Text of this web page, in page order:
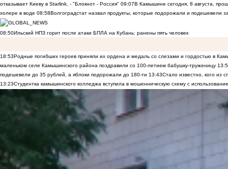
отказывает Киеву в Starlink, - "Блокнот - Россия" 09:07В Камышине сегодня, 8 августа,
холере в воде 08:58Волгоградстат назвал продукты, которые подорожали и подешевели
08:50Ильский НПЗ горит после атаки БПЛА на Кубань: ранены пять человек
18:53Родные погибших героев приняли их ордена и медаль со слезами и гордостью в
маленьком селе Камышинского района поздравили со 100-летием бабушку-труженицу
подешевели до 35 рублей, а яблоки подорожали до 180-ти 13:43Стало известно, кого из
13:23Студентка камышинского колледжа вступила в мошенническую схему с